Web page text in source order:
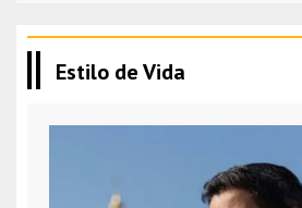
Estilo de Vida